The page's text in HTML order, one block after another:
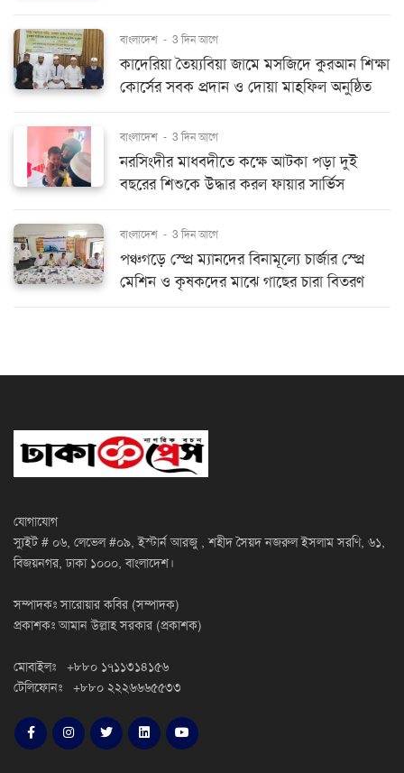
বাংলাদেশ - 3 দিন আগে
কাদেরিয়া তৈয়্যবিয়া জামে মসজিদে কুরআন শিক্ষা
কোর্সের সবক প্রদান ও দোয়া মাহফিল অনুষ্ঠিত
বাংলাদেশ - 3 দিন আগে
নরসিংদীর মাধবদীতে কক্ষে আটকা পড়া দুই
বছরের শিশুকে উদ্ধার করল ফায়ার সার্ভিস
বাংলাদেশ - 3 দিন আগে
পঞ্চগড়ে স্প্রে ম্যানদের বিনামূল্যে চার্জার স্প্রে
মেশিন ও কৃষকদের মাঝে গাছের চারা বিতরণ
যোগাযোগ
স্যুইট # ০৬, লেভেল #০৯, ইস্টার্ন আরজু , শহীদ সৈয়দ নজরুল ইসলাম সরণি, ৬১,
বিজয়নগর, ঢাকা ১০০০, বাংলাদেশ।
সম্পাদকঃ সারোয়ার কবির (সম্পাদক)
প্রকাশকঃ আমান উল্লাহ সরকার (প্রকাশক)
মোবাইলঃ +৮৮০ ১৭১১৩১৪১৫৬
টেলিফোনঃ +৮৮০ ২২২৬৬৬৫৫৩৩